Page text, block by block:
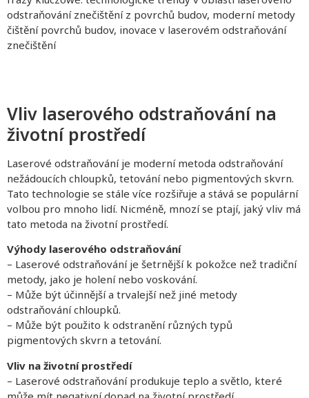
odstraňování znečištění z povrchů budov, moderní metody
čištění povrchů budov, inovace v laserovém odstraňování
znečištění
Vliv laserového odstraňování na
životní prostředí
Laserové odstraňování je moderní metoda odstraňování
nežádoucích chloupků, tetování nebo pigmentových skvrn.
Tato technologie se stále více rozšiřuje a stává se populární
volbou pro mnoho lidí. Nicméně, mnozí se ptají, jaký vliv má
tato metoda na životní prostředí.
Výhody laserového odstraňování
– Laserové odstraňování je šetrnější k pokožce než tradiční
metody, jako je holení nebo voskování.
– Může být účinnější a trvalejší než jiné metody
odstraňování chloupků.
– Může být použito k odstranění různých typů
pigmentových skvrn a tetování.
Vliv na životní prostředí
– Laserové odstraňování produkuje teplo a světlo, které